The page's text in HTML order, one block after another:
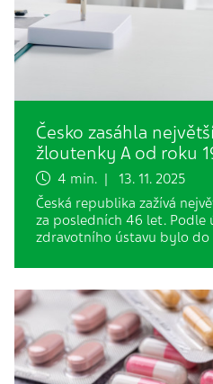
Česko zasáhla
žloutenky A od roku
4 min. | 13. 11. 2025
Česká republika zažívá
za posledních 46 let. Podle
zdravotního ústavu bylo do